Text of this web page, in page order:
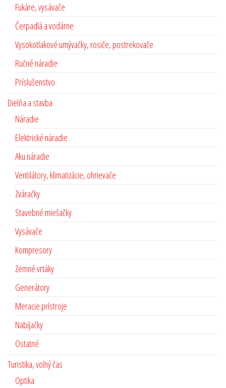
Fukáre, vysávače
Čerpadlá a vodárne
Vysokotlakové umývačky, rosiče, postrekovače
Ručné náradie
Príslušenstvo
Dielňa a stavba
Náradie
Elektrické náradie
Aku náradie
Ventilátory, klimatizácie, ohrievače
Zváračky
Stavebné miešačky
Vysávače
Kompresory
Zemné vrtáky
Generátory
Meracie prístroje
Nabíjačky
Ostatné
Turistika, voľný čas
Optika